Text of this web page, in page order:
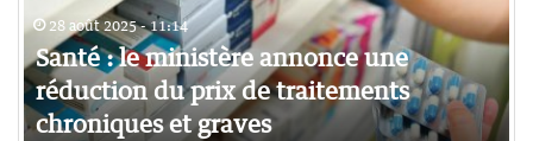
28 août 2025 - 11:14
Santé : le ministère annonce une
réduction du prix de traitements
chroniques et graves